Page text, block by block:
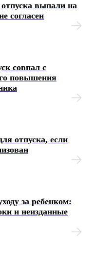
выпали на
согласен
совпал с
повышения
отпуска, если
за ребенком:
и неизданные